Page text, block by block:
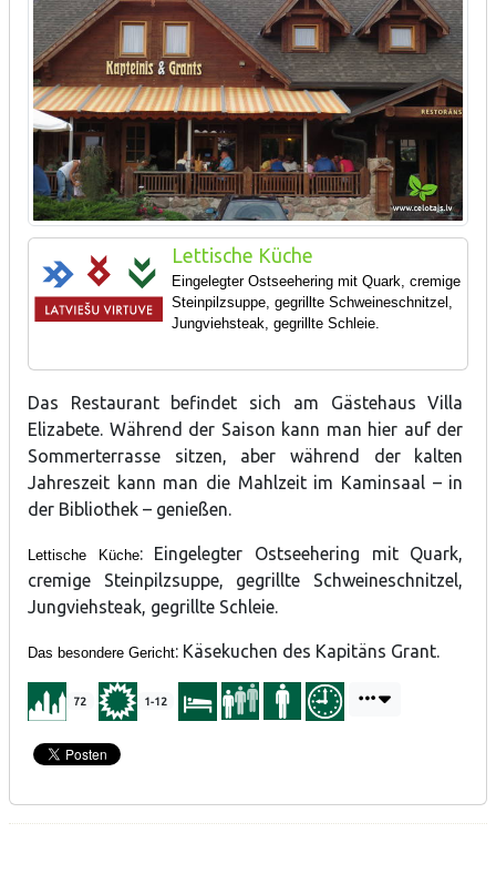
Lettische Küche
Eingelegter Ostseehering mit Quark, cremige
Steinpilzsuppe, gegrillte Schweineschnitzel,
Jungviehsteak, gegrillte Schleie.
Das Restaurant befindet sich am Gästehaus Villa
Elizabete. Während der Saison kann man hier auf der
Sommerterrasse sitzen, aber während der kalten
Jahreszeit kann man die Mahlzeit im Kaminsaal – in
der Bibliothek – genießen.
Lettische Küche: Eingelegter Ostseehering mit Quark,
cremige Steinpilzsuppe, gegrillte Schweineschnitzel,
Jungviehsteak, gegrillte Schleie.
Das besondere Gericht: Käsekuchen des Kapitäns Grant.
72 1-12